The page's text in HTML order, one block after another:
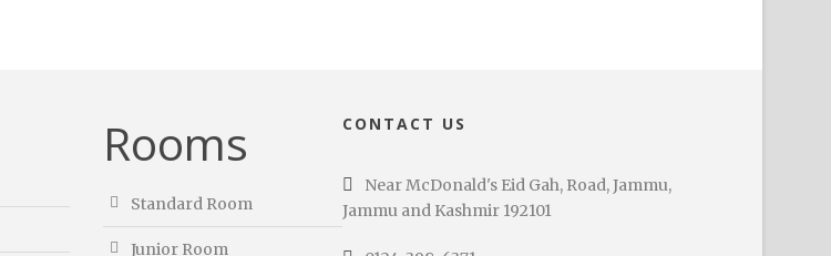
Rooms
Standard Room
Junior Room
CONTACT US
Near McDonald's Eid Gah, Road, Jammu,
Jammu and Kashmir 192101